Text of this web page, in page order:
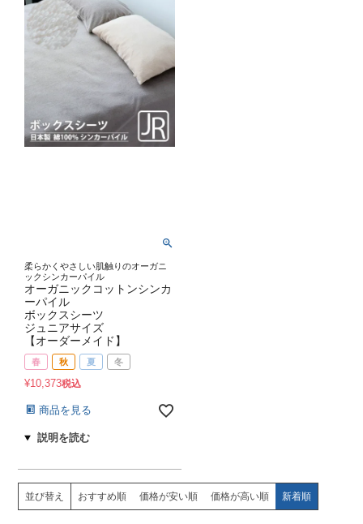
柔らかくやさしい肌触りのオーガニ
ックシンカーパイル
オーガニックコットンシンカ
ーパイル
ボックスシーツ
ジュニアサイズ
【オーダーメイド】
春 秋 夏 冬
¥10,373税込
商品を見る
並び替え おすすめ順 価格が安い順 価格が高い順 新着順